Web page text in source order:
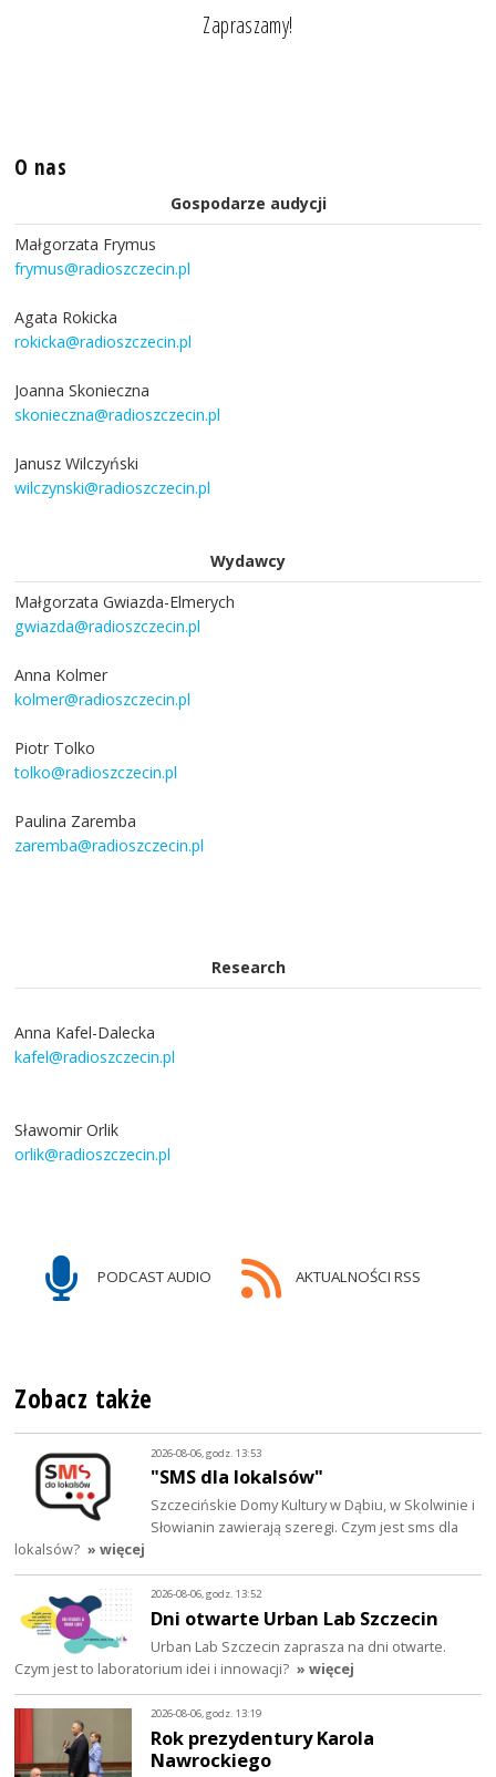
Zapraszamy!
O nas
Gospodarze audycji
Małgorzata Frymus
frymus@radioszczecin.pl
Agata Rokicka
rokicka@radioszczecin.pl
Joanna Skonieczna
skonieczna@radioszczecin.pl
Janusz Wilczyński
wilczynski@radioszczecin.pl
Wydawcy
Małgorzata Gwiazda-Elmerych
gwiazda@radioszczecin.pl
Anna Kolmer
kolmer@radioszczecin.pl
Piotr Tolko
tolko@radioszczecin.pl
Paulina Zaremba
zaremba@radioszczecin.pl
Research
Anna Kafel-Dalecka
kafel@radioszczecin.pl
Sławomir Orlik
orlik@radioszczecin.pl
PODCAST AUDIO AKTUALNOŚCI RSS
Zobacz także
2026-08-06, godz. 13:53
"SMS dla lokalsów"
Szczecińskie Domy Kultury w Dąbiu, w Skolwinie i
Słowianin zawierają szeregi. Czym jest sms dla
lokalsów? » więcej
2026-08-06, godz. 13:52
Dni otwarte Urban Lab Szczecin
Urban Lab Szczecin zaprasza na dni otwarte.
Czym jest to laboratorium idei i innowacji? » więcej
2026-08-06, godz. 13:19
Rok prezydentury Karola
Nawrockiego